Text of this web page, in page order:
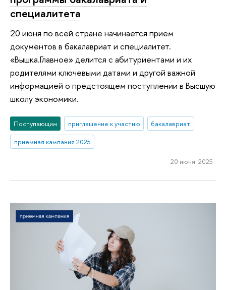
специалитета
20 июня по всей стране начинается прием
документов в бакалавриат и специалитет.
«Вышка.Главное» делится с абитуриентами и их
родителями ключевыми датами и другой важной
информацией о предстоящем поступлении в Высшую
школу экономики.
Поступающим приглашение к участию
бакалавриат
приемная кампания 2025
20 июня 2025